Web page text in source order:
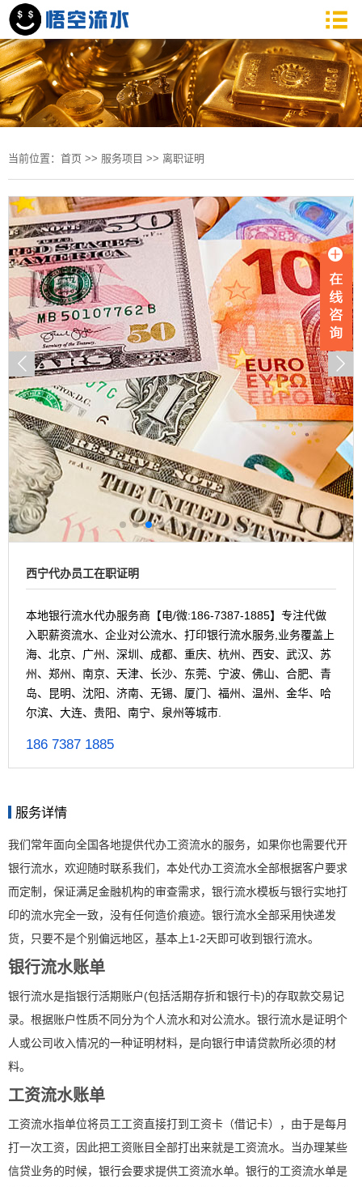
当前位置： 首页 >> 服务项目 >> 离职证明
西宁代办员工在职证明
本地银行流水代办服务商【电/微:186-7387-1885】专注代做
入职薪资流水、企业对公流水、打印银行流水服务,业务覆盖上
海、北京、广州、深圳、成都、重庆、杭州、西安、武汉、苏
州、郑州、南京、天津、长沙、东莞、宁波、佛山、合肥、青
岛、昆明、沈阳、济南、无锡、厦门、福州、温州、金华、哈
尔滨、大连、贵阳、南宁、泉州等城市.
186 7387 1885
服务详情
我们常年面向全国各地提供代办工资流水的服务，如果你也需要代开
银行流水，欢迎随时联系我们，本处代办工资流水全部根据客户要求
而定制，保证满足金融机构的审查需求，银行流水模板与银行实地打
印的流水完全一致，没有任何造价痕迹。银行流水全部采用快递发
货，只要不是个别偏远地区，基本上1-2天即可收到银行流水。
银行流水账单
银行流水是指银行活期账户(包括活期存折和银行卡)的存取款交易记
录。根据账户性质不同分为个人流水和对公流水。银行流水是证明个
人或公司收入情况的一种证明材料，是向银行申请贷款所必须的材
料。
工资流水账单
工资流水指单位将员工工资直接打到工资卡（借记卡），由于是每月
打一次工资，因此把工资账目全部打出来就是工资流水。当办理某些
信贷业务的时候，银行会要求提供工资流水单。银行的工资流水单是